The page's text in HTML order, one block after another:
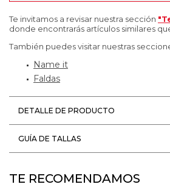
Te invitamos a revisar nuestra sección
donde encontrarás artículos similares
También puedes visitar nuestras
Name it
Faldas
DETALLE DE PRODUCTO
GUÍA DE TALLAS
TE RECOMENDAMOS